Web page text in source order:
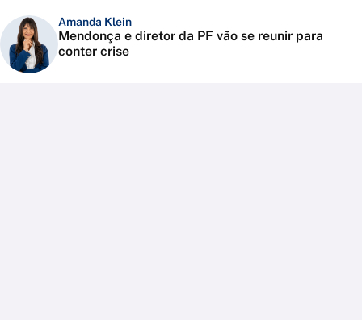
Amanda Klein
Mendonça e diretor da PF vão se reunir para
conter crise